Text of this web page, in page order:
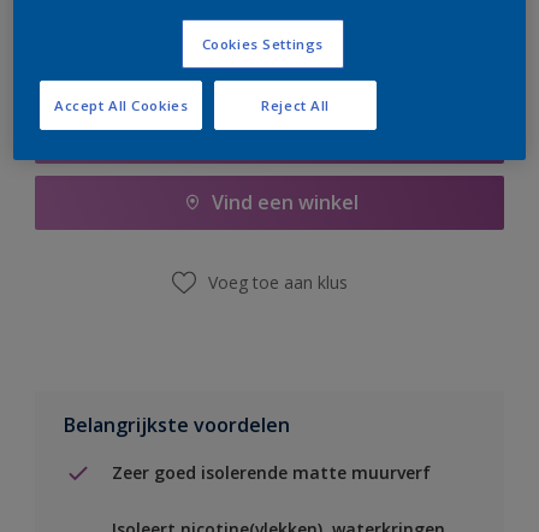
Boodschappenlijst
Vind een winkel
Voeg toe aan klus
Belangrijkste voordelen
Zeer goed isolerende matte muurverf
Cookies Settings
Reject All
Accept All Cookies